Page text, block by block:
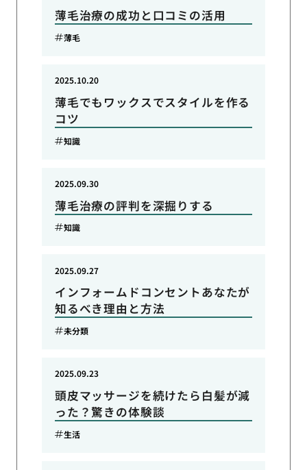
薄毛治療の成功と口コミの活用
薄毛
薄毛でもワックスでスタイルを作る
コツ
2025.10.20
知識
薄毛治療の評判を深掘りする
2025.09.30
知識
インフォームドコンセントあなたが
知るべき理由と方法
2025.09.27
未分類
頭皮マッサージを続けたら白髪が減
った？驚きの体験談
2025.09.23
生活